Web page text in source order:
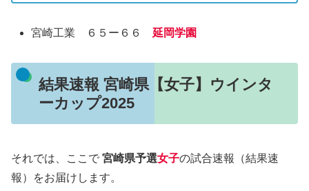
宮崎工業 ６５ー６６延岡学園
結果速報 宮崎県【女子】ウインタ
ーカップ2025
それでは、ここで 宮崎県予選女子の試合速報（結果速
報）をお届けします。